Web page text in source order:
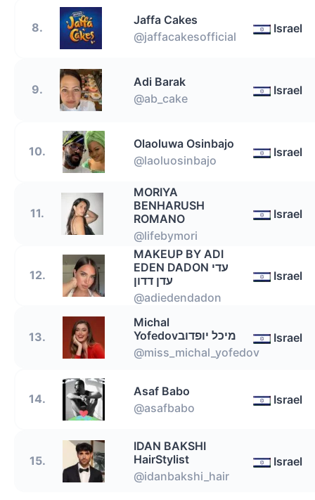
8.
Jaffa Cakes
@jaffacakesofficial
Israel
9.
Adi Barak
@ab_cake
Israel
10.
Olaoluwa Osinbajo
@laoluosinbajo
Israel
11.
MORIYA
BENHARUSH
ROMANO
@lifebymori
Israel
12.
MAKEUP BY ADI
EDEN DADON עדי
עדן דדון
@adiedendadon
Israel
13.
Michal
Yofedovמיכל יופדוב
@miss_michal_yofedov
Israel
14.
Asaf Babo
@asafbabo
Israel
15.
IDAN BAKSHI
HairStylist
@idanbakshi_hair
Israel